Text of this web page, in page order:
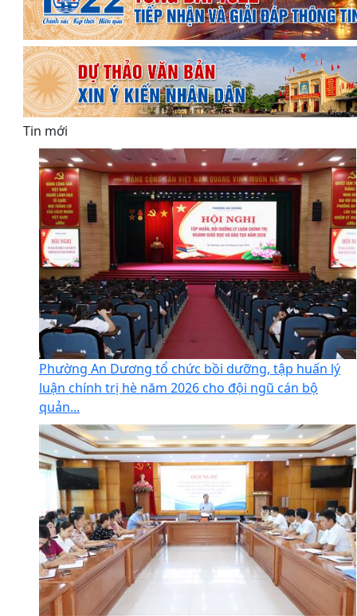
Tin mới
Phường An Dương tổ chức bồi dưỡng, tập huấn lý
luận chính trị hè năm 2026 cho đội ngũ cán bộ
quản...